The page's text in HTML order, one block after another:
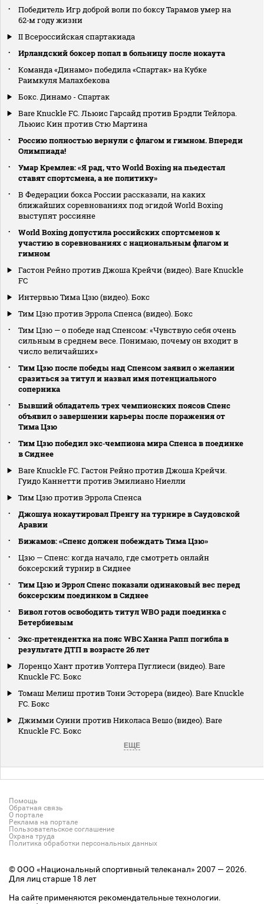
Победитель Игр доброй воли по боксу Тарамов умер на
62‑м году жизни
II Всероссийская спартакиада
Ирландский боксер попал в больницу после нокаута
Команда «Динамо» победила «Спартак» на Кубке
Раимкуля Малахбекова
Бокс. Динамо - Спартак
Bare Knuckle FC. Льюис Гарсайд против Брэдли Тейлора.
Льюис Кин против Стю Мартина
Россию полностью вернули с флагом и гимном. Впереди
Олимпиада!
Умар Кремлев: «Я рад, что World Boxing на пьедестал
ставят спортсмена, а не политику»
В Федерации бокса России рассказали, на каких
ближайших соревнованиях под эгидой World Boxing
выступят россияне
World Boxing допустила российских спортсменов к
участию в соревнованиях с национальным флагом и
гимном
Гастон Рейно против Джоша Крейчи (видео). Bare Knuckle
FC
Интервью Тима Цзю (видео). Бокс
Тим Цзю против Эррола Спенса (видео). Бокс
Тим Цзю — о победе над Спенсом: «Чувствую себя очень
сильным в среднем весе. Понимаю, почему он входит в
число величайших»
Тим Цзю после победы над Спенсом заявил о желании
сразиться за титул и назвал имя потенциального
соперника
Бывший обладатель трех чемпионских поясов Спенс
объявил о завершении карьеры после поражения от
Тима Цзю
Тим Цзю победил экс‑чемпиона мира Спенса в поединке
в Сиднее
Bare Knuckle FC. Гастон Рейно против Джоша Крейчи.
Гуидо Каннетти против Эмилиано Ниелли
Тим Цзю против Эррола Спенса
Джошуа нокаутировал Пренгу на турнире в Саудовской
Аравии
Бижамов: «Спенс должен побеждать Тима Цзю»
Цзю — Спенс: когда начало, где смотреть онлайн
боксерский турнир в Сиднее
Тим Цзю и Эррол Спенс показали одинаковый вес перед
боксерским поединком в Сиднее
Бивол готов освободить титул WBO ради поединка с
Бетербиевым
Экс‑претендентка на пояс WBC Ханна Рапп погибла в
результате ДТП в возрасте 26 лет
Лоренцо Хант против Уолтера Пуглиеси (видео). Bare
Knuckle FC. Бокс
Томаш Мелиш против Тони Эсторера (видео). Bare Knuckle
FC. Бокс
Джимми Суини против Николаса Вешо (видео). Bare
Knuckle FC. Бокс
ЕЩЕ
Помощь
Обратная связь
О портале
Реклама на портале
Пользовательское соглашение
Охрана труда
Политика обработки персональных данных
© ООО «Национальный спортивный телеканал» 2007 — 2026.
Для лиц старше 18 лет
На сайте применяются рекомендательные технологии.